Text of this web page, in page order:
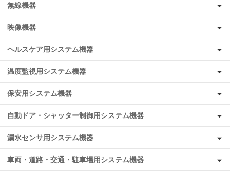
無線機器
映像機器
ヘルスケア用システム機器
温度監視用システム機器
保安用システム機器
自動ドア・シャッター制御用システム機器
漏水センサ用システム機器
車両・道路・交通・駐車場用システム機器